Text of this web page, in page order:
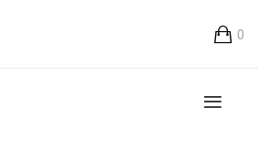
0